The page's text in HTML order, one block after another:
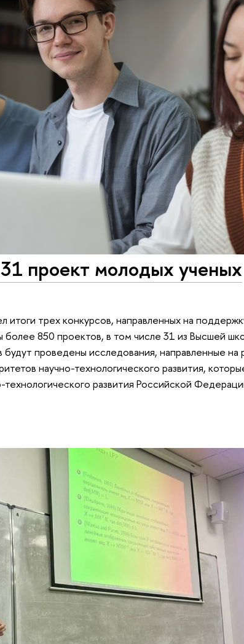
проект молодых ученых
итоги трех конкурсов, направленных на
850 проектов, в том числе 31 из Высшей
будут проведены исследования, направленные
научно-технологического развития,
развития Российской